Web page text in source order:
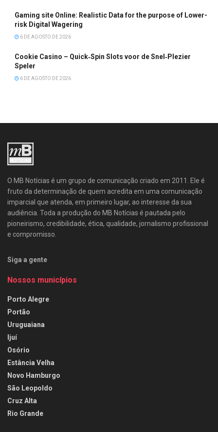
Gaming site Online: Realistic Data for the purpose of Lower-
risk Digital Wagering
6 DE AGOSTO DE 2026
Cookie Casino – Quick‑Spin Slots voor de Snel‑Plezier
Speler
6 DE AGOSTO DE 2026
O MB Notícias é um grupo de comunicação criado em 2011. Ele é
fruto da determinação de quem acredita em uma comunicação
imparcial que atenda, em primeiro lugar, ao interesse da sua
audiência. Toda a produção do MB Notícias é pautada pelo
pioneirismo, credibilidade, ética, qualidade, jornalismo profissional
e compromisso.
Siga a gente
Nossos municípios
Porto Alegre
Portão
Uruguaiana
Ijuí
Osório
Estância Velha
Novo Hamburgo
São Leopoldo
Cruz Alta
Rio Grande